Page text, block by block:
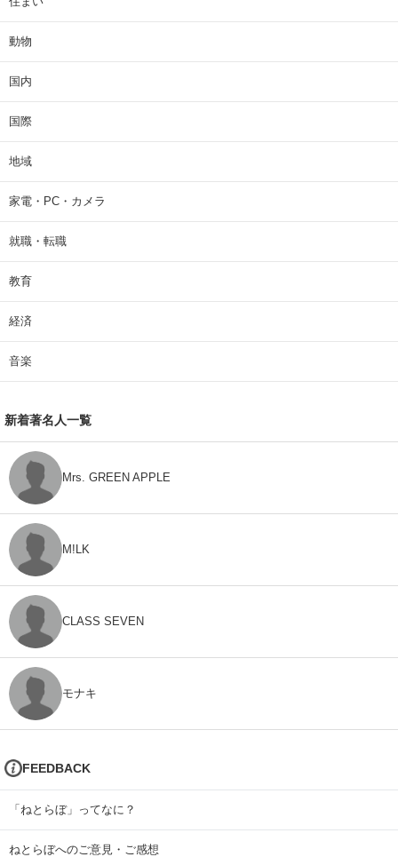
動物
国内
国際
地域
家電・PC・カメラ
就職・転職
教育
経済
音楽
新着著名人一覧
Mrs. GREEN APPLE
M!LK
CLASS SEVEN
モナキ
FEEDBACK
「ねとらぼ」ってなに？
ねとらぼへのご意見・ご感想